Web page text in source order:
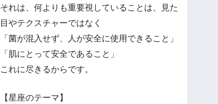
それは、何よりも重要視していることは、見た
目やテクスチャーではなく
「菌が混入せず、人が安全に使用できること」
「肌にとって安全であること」
これに尽きるからです。
【星座のテーマ】